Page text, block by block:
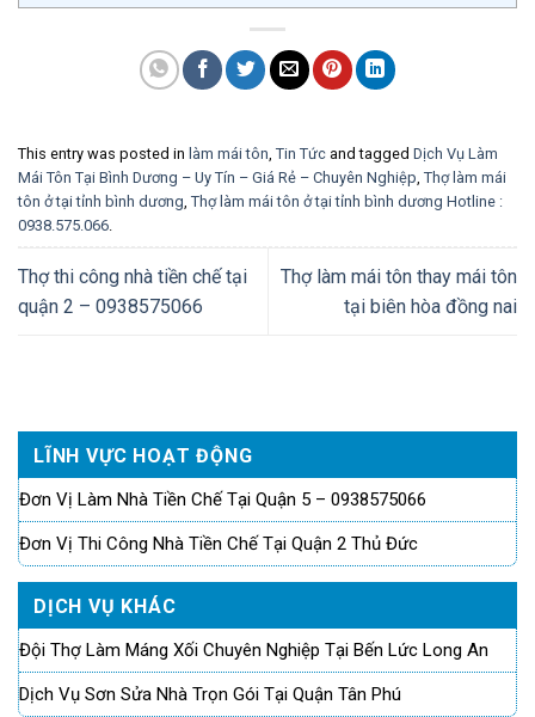
This entry was posted in làm mái tôn Tin Tức and tagged Dịch Vụ Làm
Mái Tôn Tại Bình Dương – Uy Tín – Giá Rẻ – Chuyên Nghiệp Thợ làm mái
tôn ở tại tỉnh bình dương Thợ làm mái tôn ở tại tỉnh bình dương Hotline :
0938.575.066
Thợ thi công nhà tiền chế tại
quận 2 – 0938575066
Thợ làm mái tôn thay mái tôn
tại biên hòa đồng nai
LĨNH VỰC HOẠT ĐỘNG
Đơn Vị Làm Nhà Tiền Chế Tại Quận 5 – 0938575066
Đơn Vị Thi Công Nhà Tiền Chế Tại Quận 2 Thủ Đức
DỊCH VỤ KHÁC
Đội Thợ Làm Máng Xối Chuyên Nghiệp Tại Bến Lức Long An
Dịch Vụ Sơn Sửa Nhà Trọn Gói Tại Quận Tân Phú